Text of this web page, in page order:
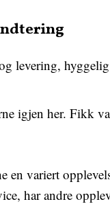
levering,
igjen her. Fikk
en variert
har andre